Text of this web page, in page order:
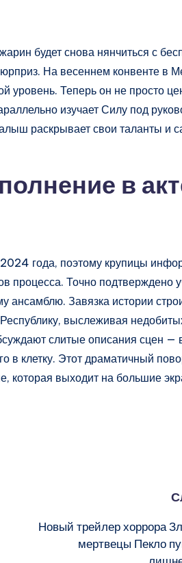
будет снова нянчиться с
На весеннем конвенте в
уровень. Теперь он не просто
изучает Силу под
раскрывает свои таланты и
в
года, поэтому крупицы
процесса. Точно подтверждено
ансамблю. Завязка истории
выслеживая
слитые описания сцен —
в клетку. Этот драматичный
которая выходит на большие
Новый трейлер хоррора
мертвецы Пекло